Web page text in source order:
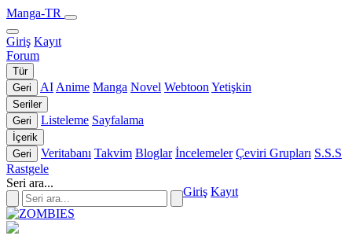
Manga-TR
Giriş Kayıt
Forum
Tür
Geri
AI Anime Manga Novel Webtoon Yetişkin
Seriler
Geri
Listeleme Sayfalama
İçerik
Geri
Veritabanı Takvim Bloglar İncelemeler Çeviri Grupları S.S.S
Rastgele
Seri ara...
Giriş Kayıt